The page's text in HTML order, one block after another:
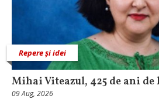
Repere și idei
Mihai Viteazul, 425 de ani
09 Aug, 2026